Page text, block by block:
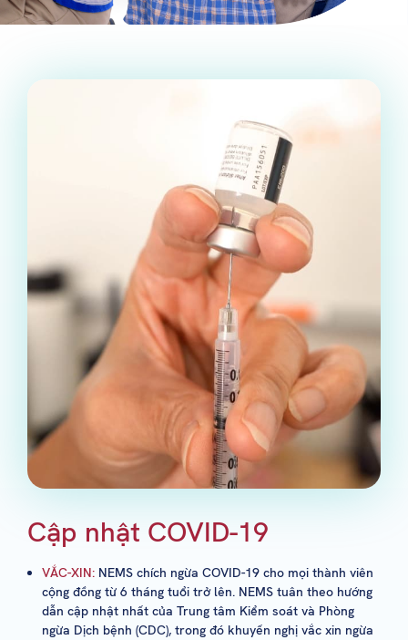
Cập nhật COVID-19
VẮC-XIN: NEMS chích ngừa COVID-19 cho mọi thành viên
cộng đồng từ 6 tháng tuổi trở lên. NEMS tuân theo hướng
dẫn cập nhật nhất của Trung tâm Kiểm soát và Phòng
ngừa Dịch bệnh (CDC), trong đó khuyến nghị vắc xin ngừa